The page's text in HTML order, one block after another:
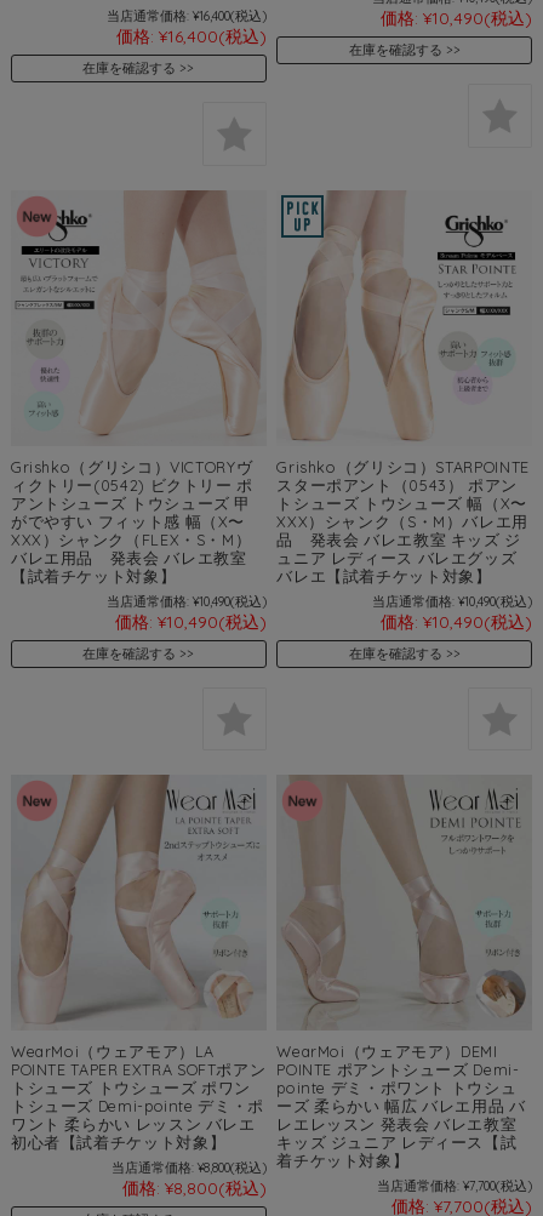
当店通常価格: ¥16,400(税込)
価格: ¥16,400(税込)
在庫を確認する
価格: ¥10,490(税込)
在庫を確認する
Grishko（グリシコ）VICTORYヴ
ィクトリー(0542) ビクトリー ポ
アントシューズ トウシューズ 甲
がでやすい フィット感 幅（X〜
XXX）シャンク（FLEX・S・M）
バレエ用品 発表会 バレエ教室
【試着チケット対象】
当店通常価格: ¥10,490(税込)
価格: ¥10,490(税込)
在庫を確認する
Grishko（グリシコ）STARPOINTE
スターポアント（0543） ポアン
トシューズ トウシューズ 幅（X〜
XXX）シャンク（S・M）バレエ用
品 発表会 バレエ教室 キッズ ジ
ュニア レディース バレエグッズ
バレエ【試着チケット対象】
当店通常価格: ¥10,490(税込)
価格: ¥10,490(税込)
在庫を確認する
WearMoi（ウェアモア）LA
POINTE TAPER EXTRA SOFTポアン
トシューズ トウシューズ ポワン
トシューズ Demi-pointe デミ・ポ
ワント 柔らかい レッスン バレエ
初心者【試着チケット対象】
当店通常価格: ¥8,800(税込)
価格: ¥8,800(税込)
WearMoi（ウェアモア）DEMI
POINTE ポアントシューズ Demi-
pointe デミ・ポワント トウシュ
ーズ 柔らかい 幅広 バレエ用品 バ
レエレッスン 発表会 バレエ教室
キッズ ジュニア レディース【試
着チケット対象】
当店通常価格: ¥7,700(税込)
価格: ¥7,700(税込)